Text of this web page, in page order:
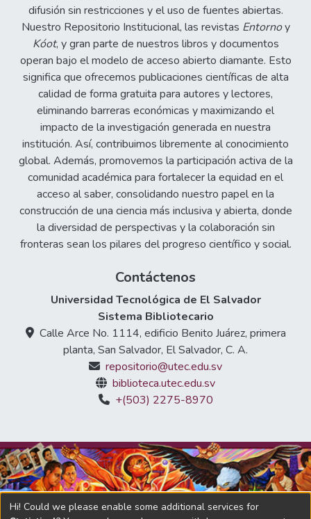
difusión sin restricciones y el uso de fuentes abiertas.
Nuestro Repositorio Institucional, las revistas Entornoy
Kóot, y gran parte de nuestros libros y documentos
operan bajo el modelo de acceso abierto diamante. Esto
significa que ofrecemos publicaciones científicas de alta
calidad de forma gratuita para autores y lectores,
eliminando barreras económicas y maximizando el
impacto de la investigación generada en nuestra
institución. Así, contribuimos libremente al conocimiento
global. Además, promovemos la participación activa de la
comunidad académica para fortalecer la equidad en el
acceso al saber, consolidando nuestro papel en la
construcción de una ciencia más inclusiva y abierta, donde
la diversidad de perspectivas y la colaboración sin
fronteras sean los pilares del progreso científico y social.
Contáctenos
Universidad Tecnológica de El Salvador
Sistema Bibliotecario
Calle Arce No. 1114, edificio Benito Juárez, primera
planta, San Salvador, El Salvador, C. A.
repositorio@utec.edu.sv
biblioteca.utec.edu.sv
+(503) 2275-8970
Hi! Could we please enable some additional services for